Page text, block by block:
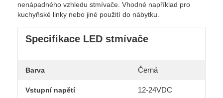
nenápadného vzhledu stmívače. Vhodné například pro
kuchyňské linky nebo jiné použití do nábytku.
Specifikace LED stmívače
Barva Černá
Vstupní napětí 12-24VDC